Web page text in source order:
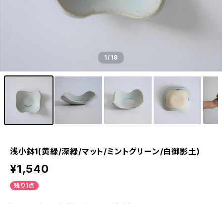
1/18
浅小鉢1(黄緑/深緑/マット/ミントグリーン/白御影土)
¥1,540
残り1点